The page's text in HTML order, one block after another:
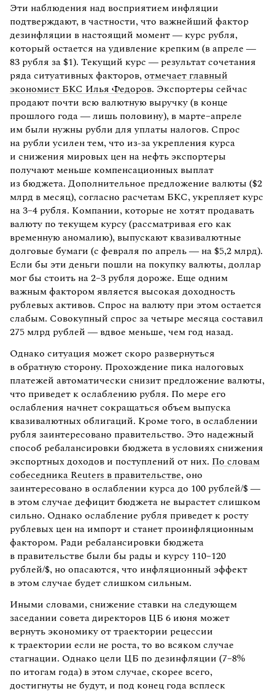
Эти наблюдения над восприятием инфляции
подтверждают, в частности, что важнейший фактор
дезинфляции в настоящий момент — курс рубля,
который остается на удивление крепким (в апреле —
83 рубля за $1). Текущий курс — результат сочетания
ряда ситуативных факторов,отмечает главный
экономист БКС Илья Федоров. Экспортеры сейчас
продают почти всю валютную выручку (в конце
прошлого года — лишь половину), в марте–апреле
им были нужны рубли для уплаты налогов. Спрос
на рубли усилен тем, что из-за укрепления курса
и снижения мировых цен на нефть экспортеры
получают меньше компенсационных выплат
из бюджета. Дополнительное предложение валюты ($2
млрд в месяц), согласно расчетам БКС, укрепляет курс
на 3–4 рубля. Компании, которые не хотят продавать
валюту по текущем курсу (рассматривая его как
временную аномалию), выпускают квазивалютные
долговые бумаги (с февраля по апрель — на $5,2 млрд).
Если бы эти деньги пошли на покупку валюты, доллар
мог бы стоить на 2–3 рубля дороже. Еще одним
важным фактором является высокая доходность
рублевых активов. Спрос на валюту при этом остается
слабым. Совокупный спрос за четыре месяца составил
275 млрд рублей — вдвое меньше, чем год назад.
Однако ситуация может скоро развернуться
в обратную сторону. Прохождение пика налоговых
платежей автоматически снизит предложение валюты,
что приведет к ослаблению рубля. По мере его
ослабления начнет сокращаться объем выпуска
квазивалютных облигаций. Кроме того, в ослаблении
рубля заинтересовано правительство. Это надежный
способ ребалансировки бюджета в условиях снижения
экспортных доходов и поступлений от них. По словам
собеседника Reuters в правительстве, оно
заинтересовано в ослаблении курса до 100 рублей/$ —
в этом случае дефицит бюджета не вырастет слишком
сильно. Однако ослабление рубля приведет к росту
рублевых цен на импорт и станет проинфляционным
фактором. Ради ребалансировки бюджета
в правительстве были бы рады и курсу 110–120
рублей/$, но опасаются, что инфляционный эффект
в этом случае будет слишком сильным.
Иными словами, снижение ставки на следующем
заседании совета директоров ЦБ 6 июня может
вернуть экономику от траектории рецессии
к траектории если не роста, то во всяком случае
стагнации. Однако цели ЦБ по дезинфляции (7–8%
по итогам года) в этом случае, скорее всего,
достигнуты не будут, и под конец года всплеск